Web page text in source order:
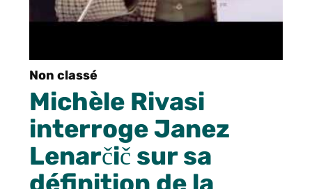
Non classé
Michèle Rivasi
interroge Janez
Lenarčič sur sa